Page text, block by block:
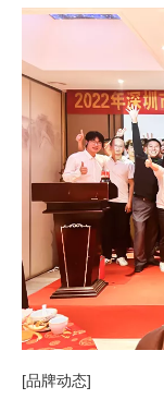
[品牌动态]